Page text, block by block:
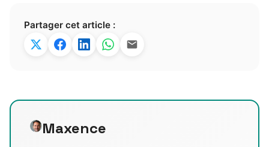
Partager cet article :
Maxence